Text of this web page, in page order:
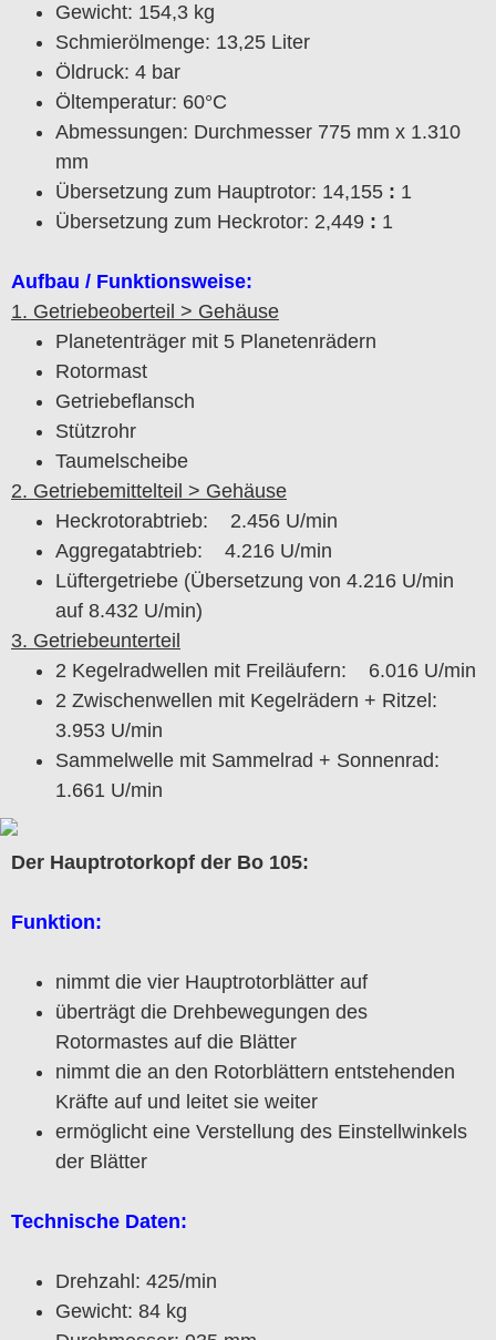
Gewicht: 154,3 kg
Schmierölmenge: 13,25 Liter
Öldruck: 4 bar
Öltemperatur: 60°C
Abmessungen: Durchmesser 775 mm x 1.310
mm
Übersetzung zum Hauptrotor: 14,155 : 1
Übersetzung zum Heckrotor: 2,449 : 1
Aufbau / Funktionsweise:
1. Getriebeoberteil > Gehäuse
Planetenträger mit 5 Planetenrädern
Rotormast
Getriebeflansch
Stützrohr
Taumelscheibe
2. Getriebemittelteil > Gehäuse
Heckrotorabtrieb: 2.456 U/min
Aggregatabtrieb: 4.216 U/min
Lüftergetriebe (Übersetzung von 4.216 U/min
auf 8.432 U/min)
3. Getriebeunterteil
2 Kegelradwellen mit Freiläufern: 6.016 U/min
2 Zwischenwellen mit Kegelrädern + Ritzel:
3.953 U/min
Sammelwelle mit Sammelrad + Sonnenrad:
1.661 U/min
Der Hauptrotorkopf der Bo 105:
Funktion:
nimmt die vier Hauptrotorblätter auf
überträgt die Drehbewegungen des
Rotormastes auf die Blätter
nimmt die an den Rotorblättern entstehenden
Kräfte auf und leitet sie weiter
ermöglicht eine Verstellung des Einstellwinkels
der Blätter
Technische Daten:
Drehzahl: 425/min
Gewicht: 84 kg